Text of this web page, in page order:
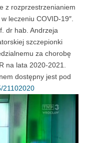
z rozprzestrzenianiem
leczeniu COVID-19″.
dr hab. Andrzeja
szczepionki
za chorobę
na lata 2020-2021.
dostępny jest pod
21102020